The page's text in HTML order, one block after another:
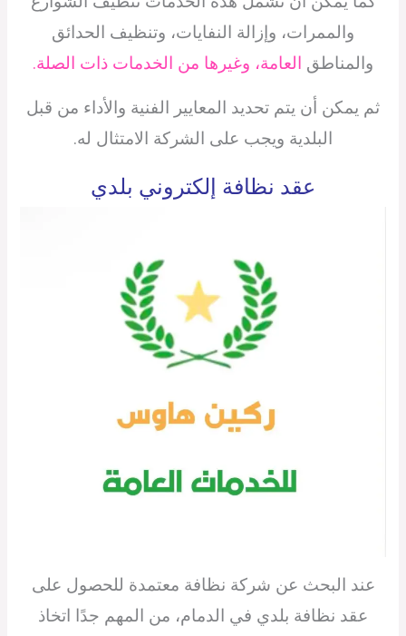
والممرات، وإزالة النفايات، وتنظيف الحدائق
والمناطق العامة، وغيرها من الخدمات ذات الصلة.
ثم يمكن أن يتم تحديد المعايير الفنية والأداء من قبل
البلدية ويجب على الشركة الامتثال له.
عقد نظافة إلكتروني بلدي
عند البحث عن شركة نظافة معتمدة للحصول على
عقد نظافة بلدي في الدمام، من المهم جدًا اتخاذ